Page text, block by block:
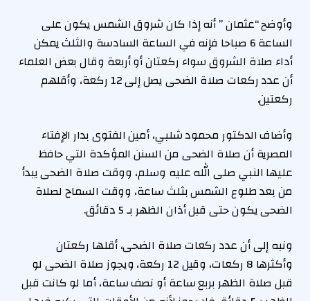
وأوضح “عثمان ” أنه إذا كان شروق الشمس يكون على
الساعة 6 صباحا فإنه في الساعة السادسة والثلث يمكن
أداء صلاة الشروق سواء ركعتان أو أربعة وقال بعض العلماء
أن عدد ركعات صلاة الضحى يصل إلى 12 ركعة، وأقلهم
ركعتين.
وأضاف الدكتور محمود شلبي، أمين الفتوى بدار الإفتاء
المصرية أن صلاة الضحى من السنن المؤكدة التي حافظ
عليها النبي صلى الله عليه وسلم، ووقت صلاة الضحى يبدأ
من بعد طلوع الشمس بثلث ساعة، ووقت السماح لصلاة
الضحى يكون حتى قبل أذان الظهر بـ 5 دقائق.
ونبه إلى أن عدد ركعات صلاة الضحى، أقلها ركعتان
وأكثرها 8 ركعات، وقيل 12 ركعة، ويجوز صلاة الضحى لو
قبل صلاة الظهر بربع ساعة أو نصف ساعة، أما لو كانت قبل